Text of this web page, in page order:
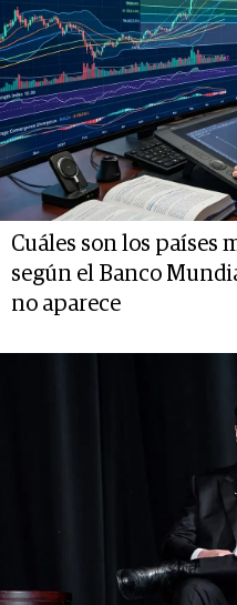
Cuáles son los países
según el Banco
no aparece